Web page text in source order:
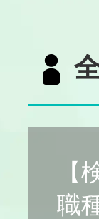
【
職